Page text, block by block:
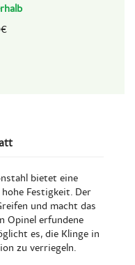
bietet eine
Festigkeit. Der
und macht das
Opinel erfundene
es, die Klinge in
zu verriegeln.